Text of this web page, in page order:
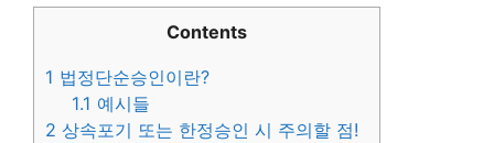
Contents
1 법정단순승인이란?
1.1 예시들
2 상속포기 또는 한정승인 시 주의할 점!